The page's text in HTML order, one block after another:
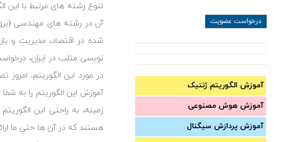
آموزش الگوریتم ژنتیک
آموزش‌ هوش مصنوعی
آموزش‌ پردازش سیگنال
تنوع رشته های مرتبط با این
آن در رشته های مهندسی
شده در اقتصاد، مدیریت و
نویسی متلب در ایران،
در مورد این الگوریتم.
آموزش این الگوریتم را به
زمینه، به راحتی این
هستند که در آن ها حتی ما